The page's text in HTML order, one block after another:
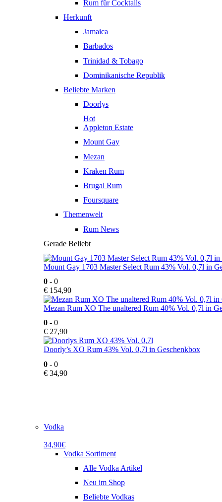
Rum für Cocktails
Herkunft
Jamaica
Barbados
Trinidad & Tobago
Dominikanische Republik
Beliebte Marken
Doorlys
Hot
Appleton Estate
Mount Gay
Mezan
Kraken Rum
Brugal Rum
Foursquare
Themenwelt
Rum News
Gerade Beliebt
Mount Gay 1703 Master Select Rum 43% Vol. 0,7l in
0 - 0
€ 154,90
Mezan Rum XO The unaltered Rum 40% Vol. 0,7l in
0 - 0
€ 27,90
Doorly’s XO Rum 43% Vol. 0,7l in Geschenkbox
0 - 0
€ 34,90
Vodka
34,90€
Vodka Sortiment
Alle Vodka Artikel
Neu im Shop
Beliebte Vodkas